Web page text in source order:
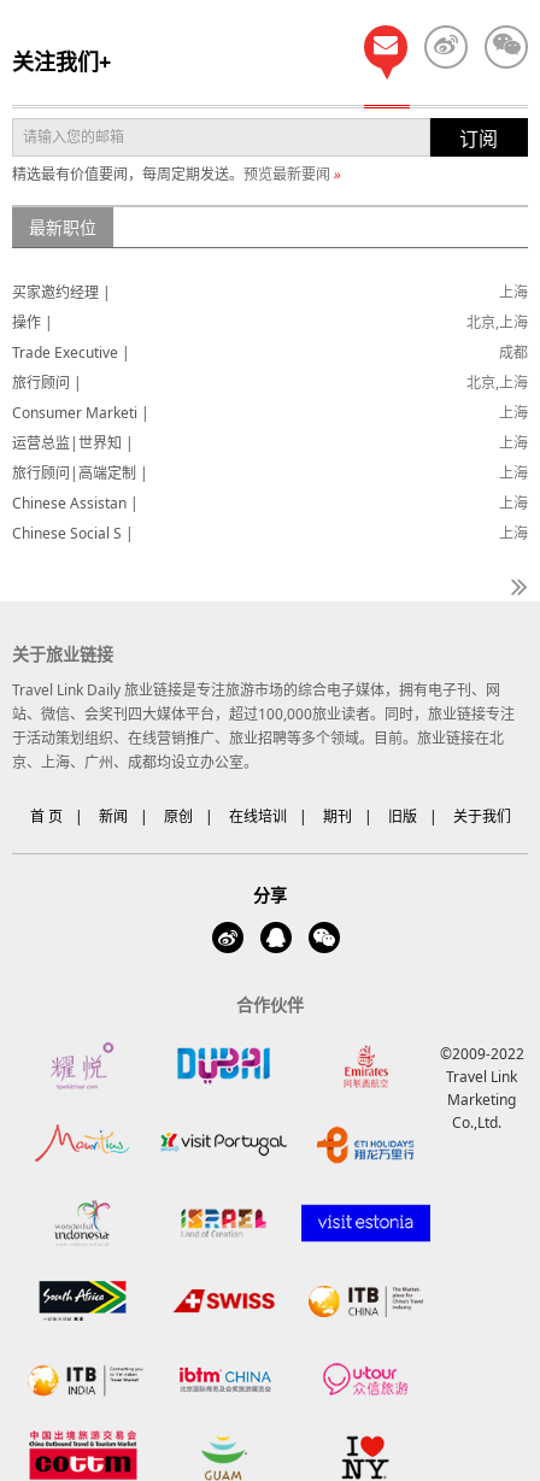
关注我们+
订阅
精选最有价值要闻，每周定期发送。 预览最新要闻 »
最新职位
上海
买家邀约经理 |
北京,上海
操作 |
成都
Trade Executive |
北京,上海
旅行顾问 |
上海
Consumer Marketi |
上海
运营总监|世界知 |
上海
旅行顾问|高端定制 |
上海
Chinese Assistan |
上海
Chinese Social S |
关于旅业链接
Travel Link Daily 旅业链接是专注旅游市场的综合电子媒体，拥有电子刊、网
站、微信、会奖刊四大媒体平台，超过100,000旅业读者。同时，旅业链接专注
于活动策划组织、在线营销推广、旅业招聘等多个领域。目前。旅业链接在北
京、上海、广州、成都均设立办公室。
首 页 | 新闻 | 原创 | 在线培训 | 期刊 | 旧版 | 关于我们
分享
合作伙伴
©2009-2022
Travel Link
Marketing
Co.,Ltd.